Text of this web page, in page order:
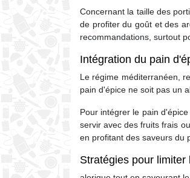
Concernant la taille des
de profiter du goût et des
recommandations, surtout
Intégration du pain
Le régime méditerranéen,
pain d'épice ne soit pas un
Pour intégrer le pain
servir avec des fruits frais
en profitant des saveurs du
Stratégies pour limiter